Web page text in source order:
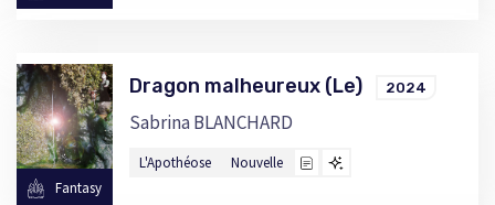
Fantasy
Dragon malheureux (Le) 2024
Sabrina BLANCHARD
L'Apothéose Nouvelle